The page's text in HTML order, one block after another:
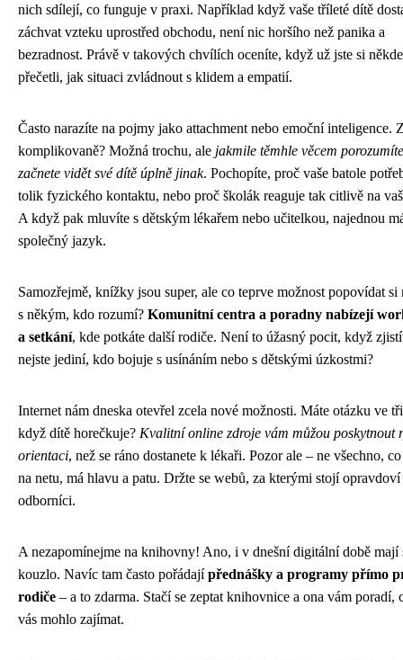
nich sdílejí, co funguje v praxi. Například když vaše tříleté dítě
záchvat vzteku uprostřed obchodu, není nic horšího než panika a
bezradnost. Právě v takových chvílích oceníte, když už jste si někde
přečetli, jak situaci zvládnout s klidem a empatií.
Často narazíte na pojmy jako attachment nebo emoční inteligence.
komplikovaně? Možná trochu, ale jakmile těmhle věcem
začnete vidět své dítě úplně jinak. Pochopíte, proč vaše batole
tolik fyzického kontaktu, nebo proč školák reaguje tak citlivě na
A když pak mluvíte s dětským lékařem nebo učitelkou, najednou
společný jazyk.
Samozřejmě, knížky jsou super, ale co teprve možnost popovídat si
s někým, kdo rozumí? Komunitní centra a poradny nabízejí
a setkání, kde potkáte další rodiče. Není to úžasný pocit, když
nejste jediní, kdo bojuje s usínáním nebo s dětskými úzkostmi?
Internet nám dneska otevřel zcela nové možnosti. Máte otázku ve
když dítě horečkuje? Kvalitní online zdroje vám můžou poskytnout
orientaci, než se ráno dostanete k lékaři. Pozor ale – ne všechno,
na netu, má hlavu a patu. Držte se webů, za kterými stojí opravdoví
odborníci.
A nezapomínejme na knihovny! Ano, i v dnešní digitální době mají
kouzlo. Navíc tam často pořádajípřednášky a programy přímo
rodiče – a to zdarma. Stačí se zeptat knihovnice a ona vám poradí,
vás mohlo zajímat.